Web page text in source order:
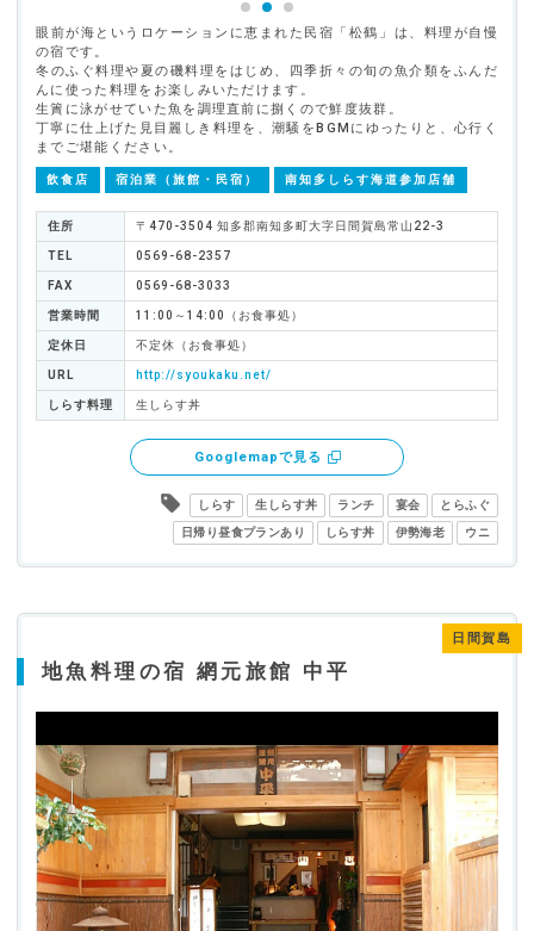
眼前が海というロケーションに恵まれた民宿「松鶴」は、料理が自慢
の宿です。
冬のふぐ料理や夏の磯料理をはじめ、四季折々の旬の魚介類をふんだ
んに使った料理をお楽しみいただけます。
生簀に泳がせていた魚を調理直前に捌くので鮮度抜群。
丁寧に仕上げた見目麗しき料理を、潮騒をBGMにゆったりと、心行く
までご堪能ください。
飲食店 宿泊業（旅館・民宿） 南知多しらす海道参加店舗
住所 〒470-3504 知多郡南知多町大字日間賀島常山22-3
TEL 0569-68-2357
FAX 0569-68-3033
営業時間 11:00～14:00（お食事処）
定休日 不定休（お食事処）
URL http://syoukaku.net/
しらす料理 生しらす丼
Googlemapで見る
しらす 生しらす丼 ランチ 宴会 とらふぐ
日帰り昼食プランあり しらす丼 伊勢海老 ウニ
地魚料理の宿 網元旅館 中平
日間賀島